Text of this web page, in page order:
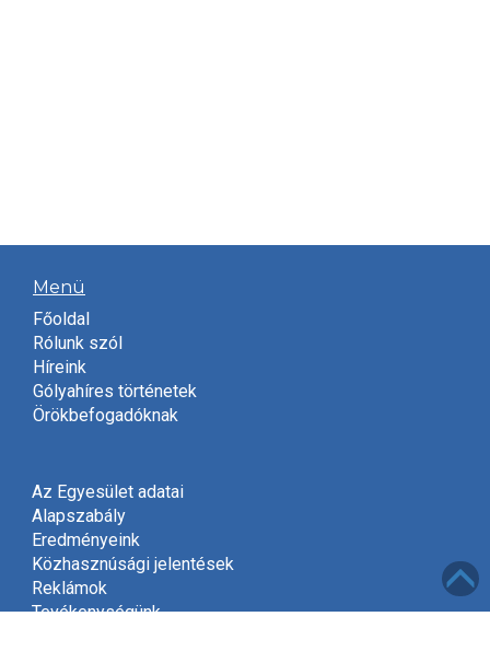
Menü
Főoldal
Rólunk szól
Híreink
Gólyahíres történetek
Örökbefogadóknak
Az Egyesület adatai
Alapszabály
Eredményeink
Közhasznúsági jelentések
Reklámok
Tevékenységünk